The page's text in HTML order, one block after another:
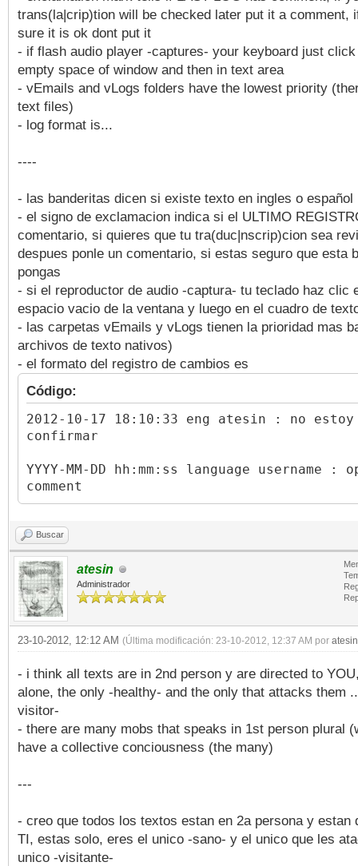
trans(la|crip)tion will be checked later put it a comment,
sure it is ok dont put it
- if flash audio player -captures- your keyboard just click
empty space of window and then in text area
- vEmails and vLogs folders have the lowest priority
text files)
- log format is...
----
- las banderitas dicen si existe texto en ingles o español
- el signo de exclamacion indica si el ULTIMO
comentario, si quieres que tu tra(duc|nscrip)cion sea
despues ponle un comentario, si estas seguro que esta
pongas
- si el reproductor de audio -captura- tu teclado haz clic
espacio vacio de la ventana y luego en el cuadro de
- las carpetas vEmails y vLogs tienen la prioridad mas
archivos de texto nativos)
- el formato del registro de cambios es
Código:
2012-10-17 18:10:33 eng atesin : no
confirmar
YYYY-MM-DD hh:mm:ss language username :
comment
Buscar
atesin
Administrador
23-10-2012, 12:12 AM (Última modificación: 23-10-2012, 12:37 AM por atesin
- i think all texts are in 2nd person y are directed to
alone, the only -healthy- and the only that attacks them
visitor-
- there are many mobs that speaks in 1st person plural
have a collective conciousness (the many)
---
- creo que todos los textos estan en 2a persona y estan
TI, estas solo, eres el unico -sano- y el unico que les
unico -visitante-